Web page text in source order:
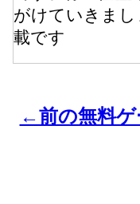
がけていきま
載です
←前の無料